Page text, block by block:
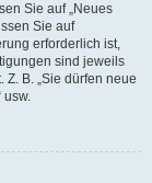
Sie auf „Neues
Sie auf
erforderlich ist,
sind jeweils
B. „Sie dürfen neue
usw.